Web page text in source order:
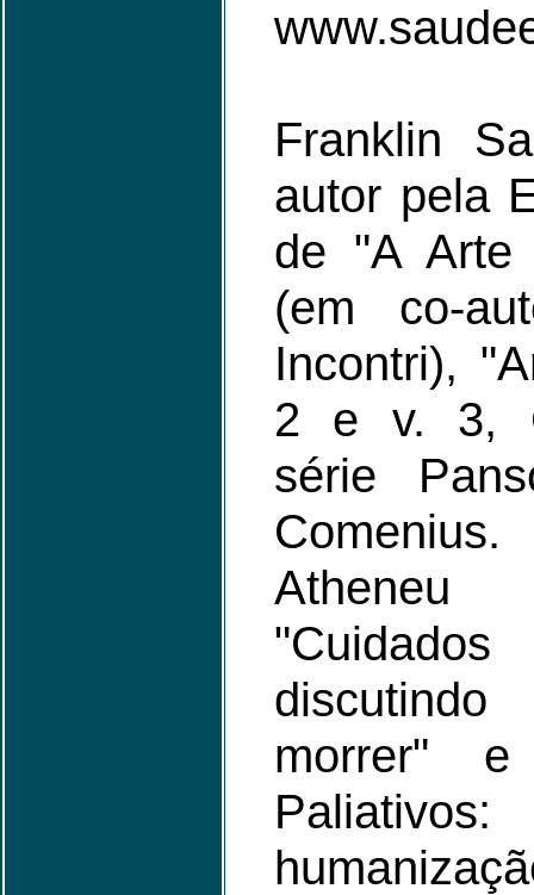
Franklin
autor pela
de "A
(em co-
Incontri),
2 e v. 3,
série
morrer"